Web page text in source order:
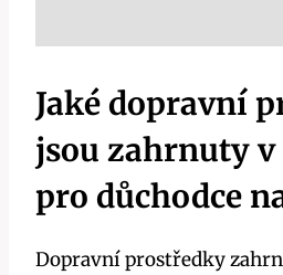
Jaké dopravní
jsou zahrnuty
pro důchodce
Dopravní prostředky